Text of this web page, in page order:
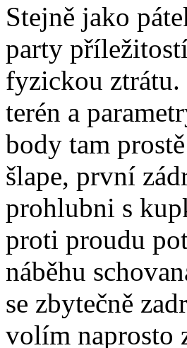
Stejně jako
party
fyzickou
terén a
body tam
šlape, první
prohlubni s
proti proudu
náběhu
se zbytečně
volím naprosto